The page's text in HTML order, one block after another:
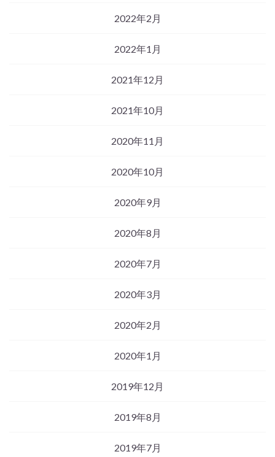
2022年2月
2022年1月
2021年12月
2021年10月
2020年11月
2020年10月
2020年9月
2020年8月
2020年7月
2020年3月
2020年2月
2020年1月
2019年12月
2019年8月
2019年7月